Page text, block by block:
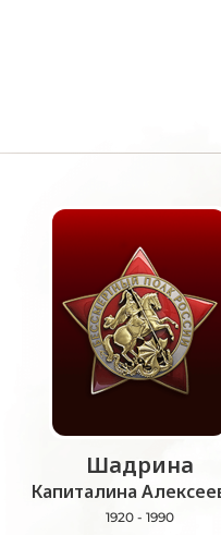
Шадрина
Капиталина
1920 - 1990